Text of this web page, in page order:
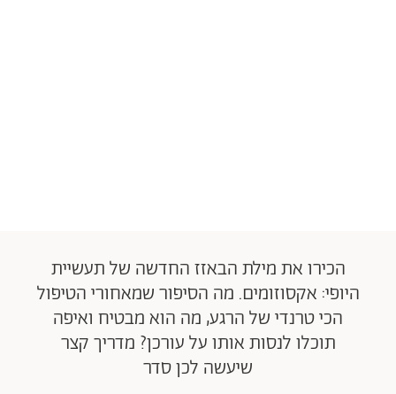
הכירו את מילת הבאזז החדשה של תעשיית
היופי: אקסוזומים. מה הסיפור שמאחורי הטיפול
הכי טרנדי של הרגע, מה הוא מבטיח ואיפה
תוכלו לנסות אותו על עורכן? מדריך קצר
שיעשה לכן סדר